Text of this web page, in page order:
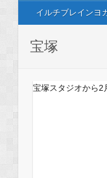
イルチブレインヨ
宝塚
宝塚スタジオから